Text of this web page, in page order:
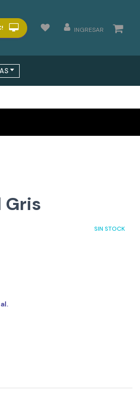
INGRESAR
Gris
SIN STOCK